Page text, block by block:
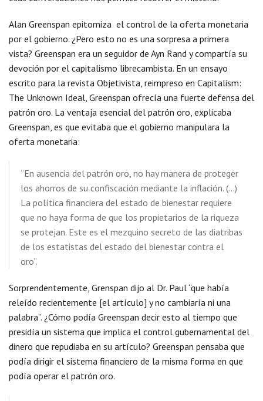
Alan Greenspan epitomiza el control de la oferta monetaria
por el gobierno. ¿Pero esto no es una sorpresa a primera
vista? Greenspan era un seguidor de Ayn Rand y compartía su
devoción por el capitalismo librecambista. En un ensayo
escrito para la revista Objetivista, reimpreso en Capitalism:
The Unknown Ideal, Greenspan ofrecía una fuerte defensa del
patrón oro. La ventaja esencial del patrón oro, explicaba
Greenspan, es que evitaba que el gobierno manipulara la
oferta monetaria:
“En ausencia del patrón oro, no hay manera de proteger
los ahorros de su confiscación mediante la inflación. (…)
La política financiera del estado de bienestar requiere
que no haya forma de que los propietarios de la riqueza
se protejan. Este es el mezquino secreto de las diatribas
de los estatistas del estado del bienestar contra el
oro”.
Sorprendentemente, Grenspan dijo al Dr. Paul “que había
releído recientemente [el artículo] y no cambiaría ni una
palabra”. ¿Cómo podía Greenspan decir esto al tiempo que
presidía un sistema que implica el control gubernamental del
dinero que repudiaba en su artículo? Greenspan pensaba que
podía dirigir el sistema financiero de la misma forma en que
podía operar el patrón oro.